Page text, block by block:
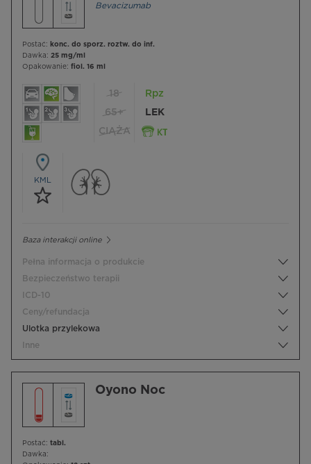
Bevacizumab
Postać: konc. do sporz. roztw. do inf.
Dawka: 25 mg/ml
Opakowanie: fiol. 16 ml
18
65+
CIĄŻA
Rpz
LEK
KML
Baza interakcji online
Pełna informacja o produkcie
Bezpieczeństwo terapii
ICD-10
Ceny/refundacja
Ulotka przylekowa
Inne
Oyono Noc
Postać: tabl.
Dawka: